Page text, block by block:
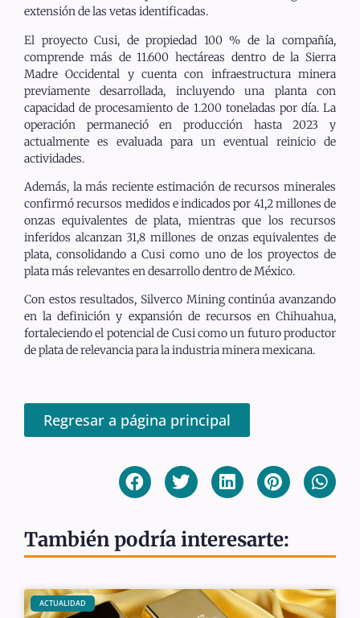
extensión de las vetas identificadas.
El proyecto Cusi, de propiedad 100 % de la compañía,
comprende más de 11.600 hectáreas dentro de la Sierra
Madre Occidental y cuenta con infraestructura minera
previamente desarrollada, incluyendo una planta con
capacidad de procesamiento de 1.200 toneladas por día. La
operación permaneció en producción hasta 2023 y
actualmente es evaluada para un eventual reinicio de
actividades.
Además, la más reciente estimación de recursos minerales
confirmó recursos medidos e indicados por 41,2 millones de
onzas equivalentes de plata, mientras que los recursos
inferidos alcanzan 31,8 millones de onzas equivalentes de
plata, consolidando a Cusi como uno de los proyectos de
plata más relevantes en desarrollo dentro de México.
Con estos resultados, Silverco Mining continúa avanzando
en la definición y expansión de recursos en Chihuahua,
fortaleciendo el potencial de Cusi como un futuro productor
de plata de relevancia para la industria minera mexicana.
Regresar a página principal
También podría interesarte:
ACTUALIDAD